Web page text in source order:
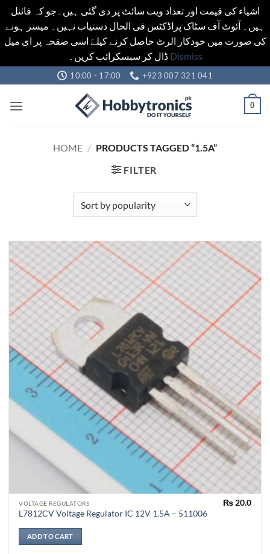
اشیاء کی قیمت اور تعداد ویب سائٹ پر دی گئی ہیں۔جو کہ فائنل
ہیں۔ آئوٹ آف سٹاک پراڈکٹس فی الحال دستیاب نہیں۔ میسر ہونے
کی صورت میں خودکار الرٹ حاصل کرنے کیلےَ اسی صفحہ پر ای میل
ڈال کر سبسکرائب کریں۔ Dismiss
to
content
10:00 - 17:00 +923 007 321 041
0
HOME / PRODUCTS TAGGED “1.5A”
FILTER
VOLTAGE REGULATORS
L7812CV Voltage Regulator IC 12V 1.5A – 511006
₨20.0
ADD TO CART